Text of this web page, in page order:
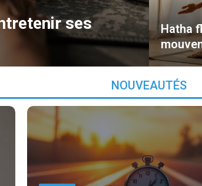
ses
Hatha
NOUVEAUTÉS